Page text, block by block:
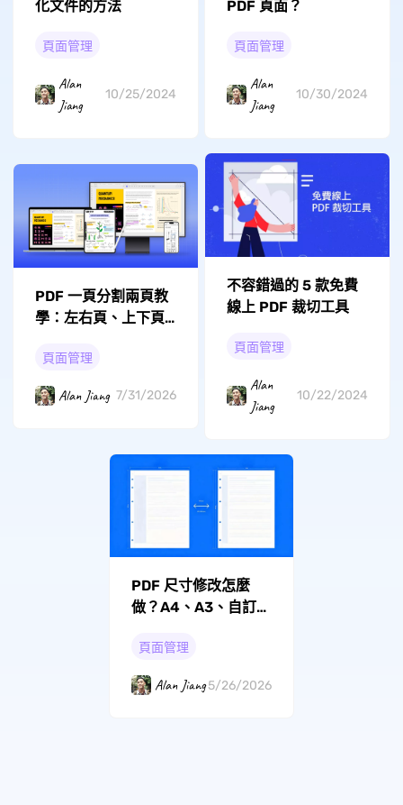
化文件的方法
頁面管理
Alan
Jiang
10/25/2024
PDF 頁面？
頁面管理
Alan
Jiang
10/30/2024
PDF 一頁分割兩頁教
學：左右頁、上下頁
頁面管理
Alan Jiang 7/31/2026
不容錯過的 5 款免費
線上 PDF 裁切工具
頁面管理
Alan
Jiang
10/22/2024
PDF 尺寸修改怎麼
做？A4、A3、自訂頁
頁面管理
Alan Jiang5/26/2026